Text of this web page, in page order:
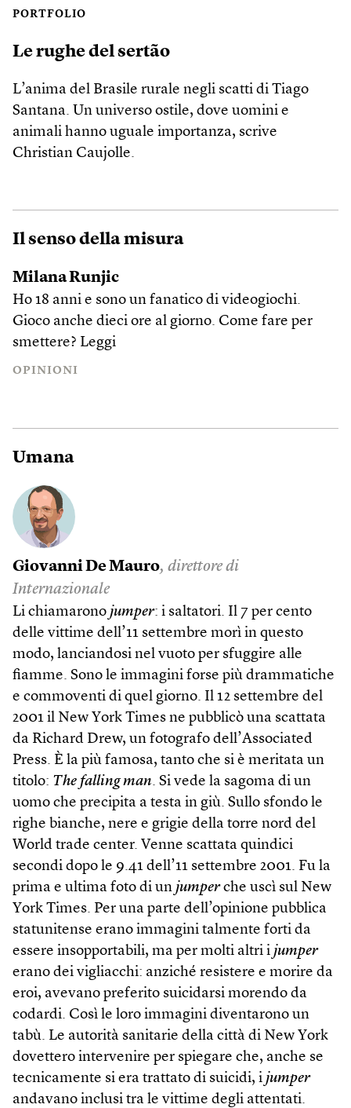
PORTFOLIO
Le rughe del sertão
L’anima del Brasile rurale negli scatti di Tiago
Santana. Un universo ostile, dove uomini e
animali hanno uguale importanza, scrive
Christian Caujolle.
Il senso della misura
Milana Runjic
Ho 18 anni e sono un fanatico di videogiochi.
Gioco anche dieci ore al giorno. Come fare per
smettere? Leggi
OPINIONI
Umana
Giovanni De Mauro, direttore di
Internazionale
Li chiamarono jumper: i saltatori. Il 7 per cento
delle vittime dell’11 settembre morì in questo
modo, lanciandosi nel vuoto per sfuggire alle
fiamme. Sono le immagini forse più drammatiche
e commoventi di quel giorno. Il 12 settembre del
2001 il New York Times ne pubblicò una scattata
da Richard Drew, un fotografo dell’Associated
Press. È la più famosa, tanto che si è meritata un
titolo: The falling man. Si vede la sagoma di un
uomo che precipita a testa in giù. Sullo sfondo le
righe bianche, nere e grigie della torre nord del
World trade center. Venne scattata quindici
secondi dopo le 9.41 dell’11 settembre 2001. Fu la
prima e ultima foto di un jumperche uscì sul New
York Times. Per una parte dell’opinione pubblica
statunitense erano immagini talmente forti da
essere insopportabili, ma per molti altri i jumper
erano dei vigliacchi: anziché resistere e morire da
eroi, avevano preferito suicidarsi morendo da
codardi. Così le loro immagini diventarono un
tabù. Le autorità sanitarie della città di New York
dovettero intervenire per spiegare che, anche se
tecnicamente si era trattato di suicidi, i jumper
andavano inclusi tra le vittime degli attentati.